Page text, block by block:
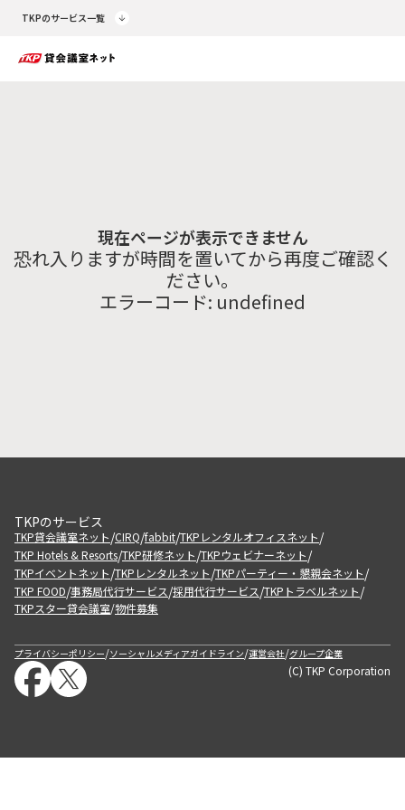
TKPのサービス一覧
現在ページが表示できません
恐れ入りますが時間を置いてから再度ご確認く
ださい。
エラーコード: undefined
TKPのサービス
TKP貸会議室ネット/CIRQ/fabbit/TKPレンタルオフィスネット/
TKP Hotels & Resorts/TKP研修ネット/TKPウェビナーネット/
TKPイベントネット/TKPレンタルネット/TKPパーティー・懇親会ネット/
TKP FOOD/事務局代行サービス/採用代行サービス/TKPトラベルネット/
TKPスター貸会議室/物件募集
プライバシーポリシー/ソーシャルメディアガイドライン/運営会社/グループ企業
(C) TKP Corporation